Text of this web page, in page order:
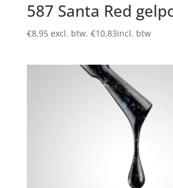
587 Santa Red
€8,95 excl. btw. €10,83incl. btw